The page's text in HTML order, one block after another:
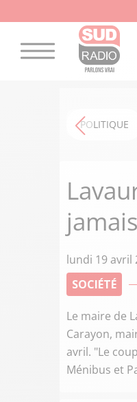
POLITIQUE
lundi 19 avril
SOCIÉTÉ
Le maire de
Carayon,
avril. "Le
Ménibus et